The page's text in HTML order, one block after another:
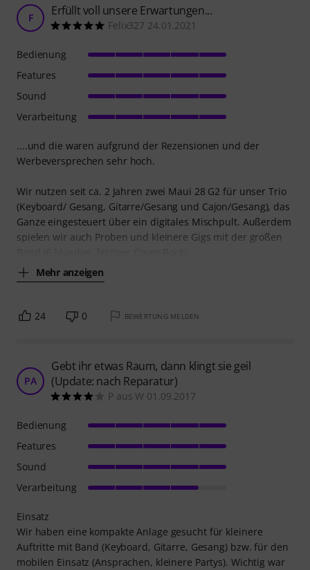
F Erfüllt voll unsere Erwartungen...
Felix327 24.01.2021
....und die waren aufgrund der Rezensionen und der
Werbeversprechen sehr hoch.
Wir nutzen seit ca. 2 Jahren zwei Maui 28 G2 für unser Trio
(Keyboard/ Gesang, Gitarre/Gesang und Cajon/Gesang), das
Ganze eingesteuert über ein digitales Mischpult. Außerdem
spielen wir auch Proben und kleinere Gigs mit der großen
Mehr anzeigen
Bedienung
Features
Sound
Verarbeitung
24 0 BEWERTUNG MELDEN
PA
Gebt ihr etwas Raum, dann klingt sie geil
(Update: nach Reparatur)
P aus W 01.09.2017
Einsatz
Wir haben eine kompakte Anlage gesucht für kleinere
Auftritte mit Band (Keyboard, Gitarre, Gesang) bzw. für den
mobilen Einsatz (Ansprachen, kleinere Partys). Wichtig war
Bedienung
Features
Sound
Verarbeitung